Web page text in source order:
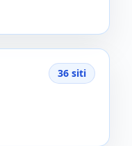
36 siti